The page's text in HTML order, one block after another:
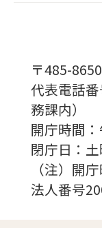
〒485-
代表電話
務課内）
開庁時間
閉庁日：
（注）開
法人番号